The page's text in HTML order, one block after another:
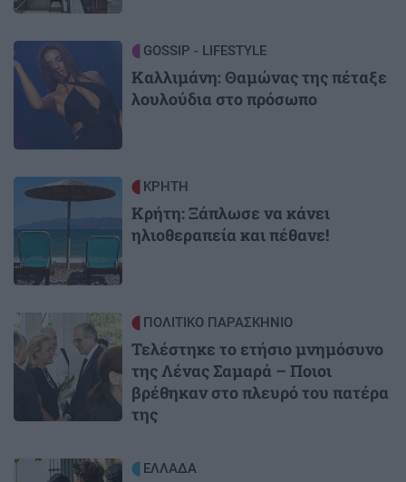
Image GOSSIP - LIFESTYLE
Καλλιμάνη: Θαμώνας της πέταξε
λουλούδια στο πρόσωπο
Image ΚΡΗΤΗ
Κρήτη: Ξάπλωσε να κάνει
ηλιοθεραπεία και πέθανε!
Image ΠΟΛΙΤΙΚΟ ΠΑΡΑΣΚΗΝΙΟ
Τελέστηκε το ετήσιο μνημόσυνο
της Λένας Σαμαρά – Ποιοι
βρέθηκαν στο πλευρό του πατέρα
της
Image ΕΛΛΑΔΑ